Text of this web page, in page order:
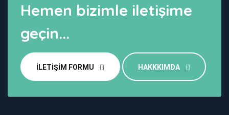
Hemen bizimle iletişime
geçin...
İLETIŞIM FORMU HAKKKIMDA